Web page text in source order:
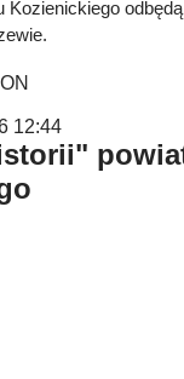
Kozienickiego
12:44